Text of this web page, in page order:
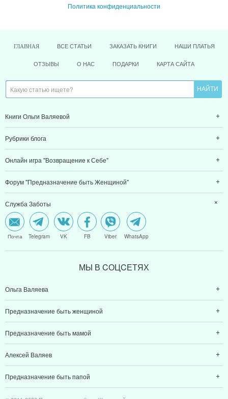
Политика конфиденциальности
ГЛАВНАЯ ВСЕ СТАТЬИ ЗАКАЗАТЬ КНИГИ НАШИ ПЛАТЬЯ
ОТЗЫВЫ О НАС ПОДАРКИ КАРТА САЙТА
Книги Ольги Валяевой
Рубрики блога
Онлайн игра "Возвращение к Себе"
Форум "Предназначение быть Женщиной"
Служба Заботы
Почта Telegram VK FB Viber WhatsApp
МЫ В CОЦCЕТЯХ
Ольга Валяева
Предназначение быть женщиной
Предназначение быть мамой
Алексей Валяев
Предназначение быть папой